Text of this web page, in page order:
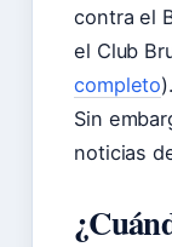
contra el
el Club
completo).
Sin
noticias